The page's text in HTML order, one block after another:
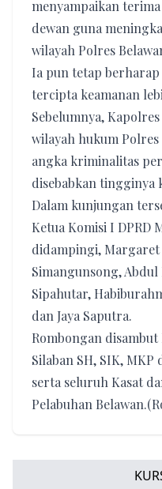
menyampaikan
dewan guna
wilayah Polres
Ia pun tetap
tercipta keamanan
Sebelumnya,
wilayah hukum
angka kriminalitas
disebabkan tingginya
Dalam kunjungan
Ketua Komisi I DPRD
didampingi,
Simangunsong,
Sipahutar,
dan Jaya Saputra.
Rombongan disambut
Silaban SH, SIK,
serta seluruh Kasat
Pelabuhan